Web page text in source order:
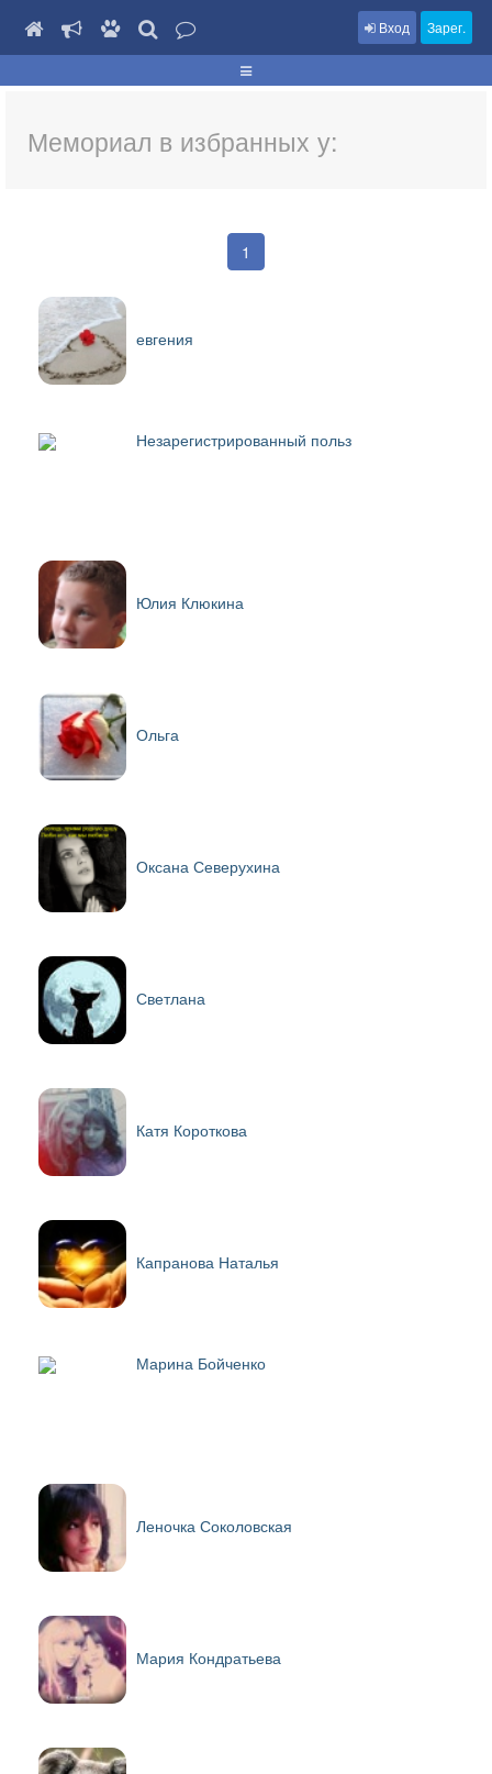
Вход Зарег.
Мемориал в избранных у:
1
евгения
Незарегистрированный польз
Юлия Клюкина
Ольга
Оксана Северухина
Светлана
Катя Короткова
Капранова Наталья
Марина Бойченко
Леночка Соколовская
Мария Кондратьева